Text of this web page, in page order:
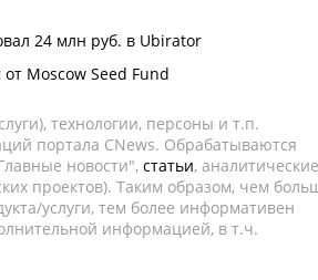
24 млн руб. в Ubirator
Moscow Seed Fund
технологии, персоны и т.п.
портала CNews. Обрабатываются
новости", статьи, аналитические
проектов). Таким образом, чем
услуги, тем более информативен
информацией, в т.ч.